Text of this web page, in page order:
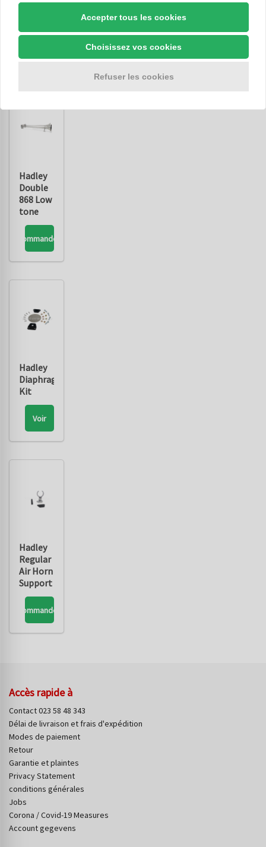
Hadley
Double
868 Low
tone
Commandez
Hadley
Diaphragm
Kit
Voir
Hadley
Regular
Air Horn
Support
Commandez
Accès rapide à
Contact 023 58 48 343
Délai de livraison et frais d'expédition
Modes de paiement
Retour
Garantie et plaintes
Privacy Statement
conditions générales
Jobs
Corona / Covid-19 Measures
Account gegevens
Accepter tous les cookies
Choisissez vos cookies
Refuser les cookies